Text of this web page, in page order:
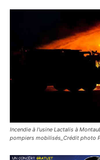
Incendie à l'usine Lactalis à
pompiers mobilisés_Crédit photo